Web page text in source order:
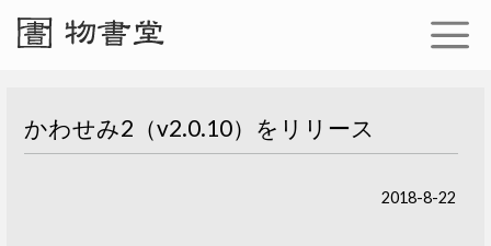
かわせみ2（v2.0.10）をリリース
2018-8-22